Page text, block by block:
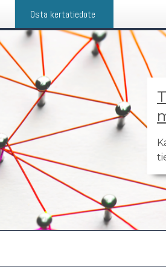
Osta kertatiedote